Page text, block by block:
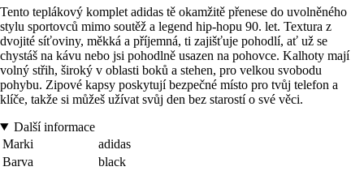
Tento teplákový komplet adidas tě okamžitě přenese do uvolněného
stylu sportovců mimo soutěž a legend hip-hopu 90. let. Textura z
dvojité síťoviny, měkká a příjemná, ti zajišťuje pohodlí, ať už se
chystáš na kávu nebo jsi pohodlně usazen na pohovce. Kalhoty mají
volný střih, široký v oblasti boků a stehen, pro velkou svobodu
pohybu. Zipové kapsy poskytují bezpečné místo pro tvůj telefon a
klíče, takže si můžeš užívat svůj den bez starostí o své věci.
Další informace
Marki
adidas
Barva
black